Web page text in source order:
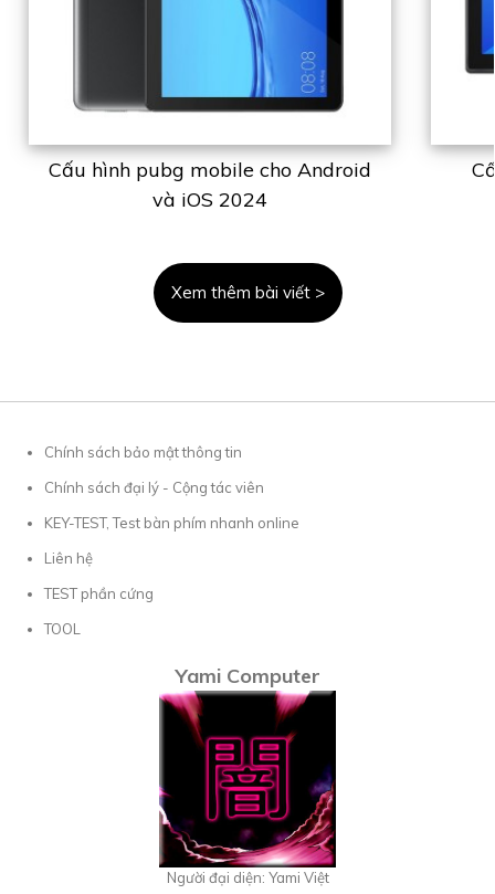
Cấu hình pubg mobile cho Android
và iOS 2024
Xem thêm bài viết >
Chính sách bảo mật thông tin
Chính sách đại lý - Cộng tác viên
KEY-TEST, Test bàn phím nhanh online
Liên hệ
TEST phần cứng
TOOL
Yami Computer
Người đại diện: Yami Việt